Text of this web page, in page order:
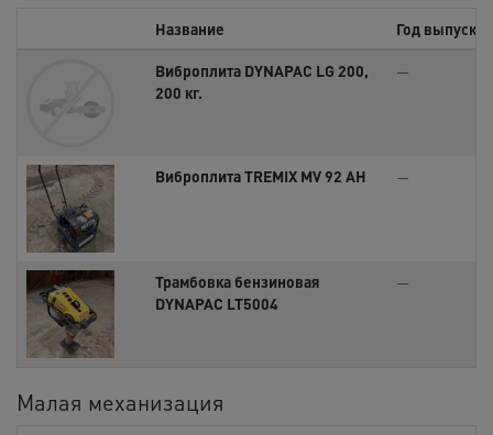
Название Год выпуска
Виброплита DYNAPAC LG 200,
200 кг.
—
Виброплита TREMIX MV 92 AH —
Трамбовка бензиновая
DYNAPAC LT5004
—
Малая механизация